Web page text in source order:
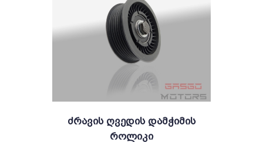
Ძრავის Ღვედის Დამჭიმის
Როლიკი